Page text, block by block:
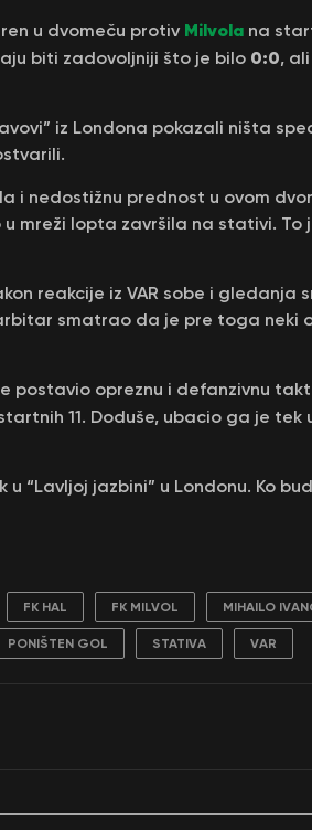
u dvomeču protiv Milvola na
biti zadovoljniji što je bilo 0:0,
iz Londona pokazali ništa
i nedostižnu prednost u ovom
mreži lopta završila na stativi. To
reakcije iz VAR sobe i gledanja
smatrao da je pre toga neki
postavio opreznu i defanzivnu
11. Doduše, ubacio ga je
“Lavljoj jazbini” u Londonu. Ko
FK HAL FK MILVOL MIHAILO
PONIŠTEN GOL STATIVA VAR